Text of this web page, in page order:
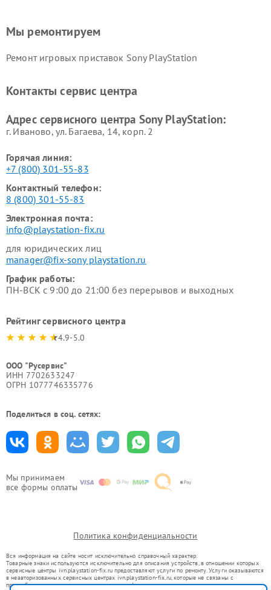
Мы принимаем
все формы оплаты
Мы ремонтируем
Ремонт игровых приставок Sony PlayStation
Контакты сервис центра
Адрес сервисного центра Sony PlayStation:
г. Иваново, ул. Багаева, 14, корп. 2
Горячая линия:
+7 (800) 301-55-83
Контактный телефон:
8 (800) 301-55-83
Электронная почта:
info@playstation-fix.ru
для юридических лиц
manager@fix-sony playstation.ru
График работы:
ПН-ВСК с 9:00 до 21:00 без перерывов и выходных
Рейтинг сервисного центра
4.9-5.0
ООО "Русервис"
ИНН 7702633247
ОГРН 1077746335776
Поделиться в соц. сетях:
Политика конфиденциальности
Вся информация на сайте носит исключительно справочный характер.
Товарные знаки используются исключительно для описания устройств, в отношении которых
сервисные центры ivn.playstation-fix.ru предоставляют услуги по ремонту. Услуги оказываются
в неавторизованных сервисных центрах ivn.playstation-fix.ru, которые не связаны с
правообладателями товарных знаков или их официальными представителями.